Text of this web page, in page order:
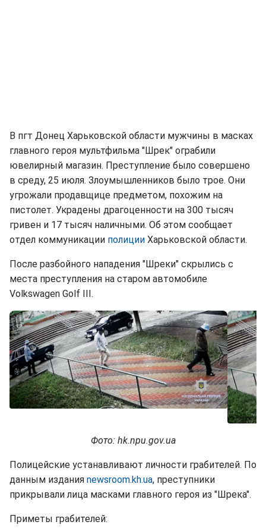
В пгт Донец Харьковской области мужчины в масках
главного героя мультфильма "Шрек" ограбили
ювелирный магазин. Преступление было совершено
в среду, 25 июля. Злоумышленников было трое. Они
угрожали продавщице предметом, похожим на
пистолет. Украдены драгоценности на 300 тысяч
гривен и 17 тысяч наличными. Об этом сообщает
отдел коммуникации полиции Харьковской области.
После разбойного нападения "Шреки" скрылись с
места преступления на старом автомобиле
Volkswagen Golf III.
Фото: hk.npu.gov.ua
Полицейские устанавливают личности грабителей. По
данным издания newsroom.kh.ua, преступники
прикрывали лица масками главного героя из "Шрека".
Приметы грабителей: